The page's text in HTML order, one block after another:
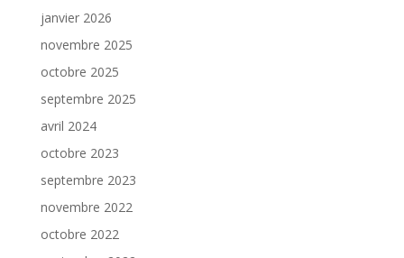
janvier 2026
novembre 2025
octobre 2025
septembre 2025
avril 2024
octobre 2023
septembre 2023
novembre 2022
octobre 2022